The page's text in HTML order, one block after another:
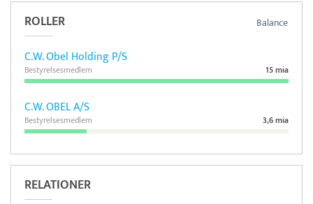
Balance
ROLLER
C.W. Obel Holding P/S
15 mia
Bestyrelsesmedlem
C.W. OBEL A/S
3,6 mia
Bestyrelsesmedlem
RELATIONER